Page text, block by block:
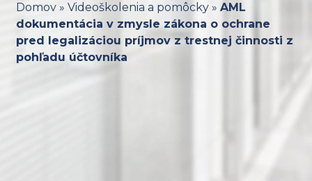
Domov» Videoškolenia a pomôcky» AML
dokumentácia v zmysle zákona o ochrane
pred legalizáciou príjmov z trestnej činnosti z
pohľadu účtovníka